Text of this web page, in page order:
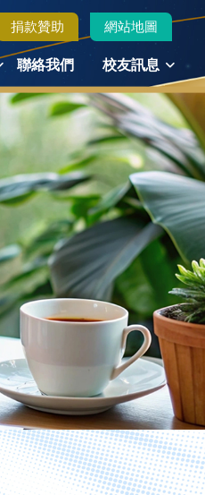
捐款贊助 網站地圖
聯絡我們 校友訊息